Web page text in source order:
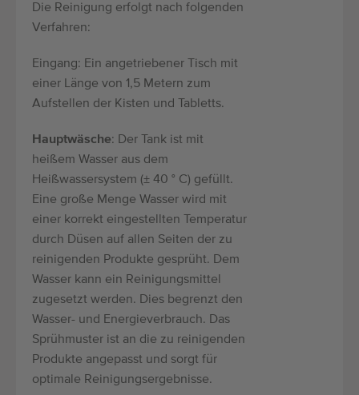
Die Reinigung erfolgt nach folgenden
Verfahren:
Eingang: Ein angetriebener Tisch mit
einer Länge von 1,5 Metern zum
Aufstellen der Kisten und Tabletts.
Hauptwäsche: Der Tank ist mit
heißem Wasser aus dem
Heißwassersystem (± 40 ° C) gefüllt.
Eine große Menge Wasser wird mit
einer korrekt eingestellten Temperatur
durch Düsen auf allen Seiten der zu
reinigenden Produkte gesprüht. Dem
Wasser kann ein Reinigungsmittel
zugesetzt werden. Dies begrenzt den
Wasser- und Energieverbrauch. Das
Sprühmuster ist an die zu reinigenden
Produkte angepasst und sorgt für
optimale Reinigungsergebnisse.